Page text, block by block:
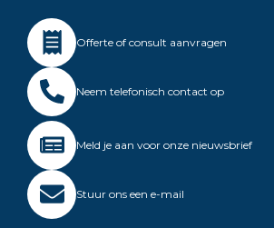
Offerte of consult aanvragen
Neem telefonisch contact op
Meld je aan voor onze nieuwsbrief
Stuur ons een e-mail